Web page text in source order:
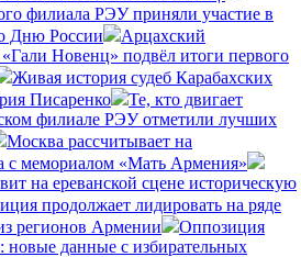
филиала РЭУ приняли участие в
Дню России
Арцахский
Новенц» подвёл итоги первого
Живая история судеб Карабахских
Писаренко
Те, кто двигает
филиале РЭУ отметили лучших
Москва рассчитывает на
с мемориалом «Мать Армения»
на ереванской сцене историческую
продолжает лидировать на ряде
регионов Армении
Оппозиция
новые данные с избирательных